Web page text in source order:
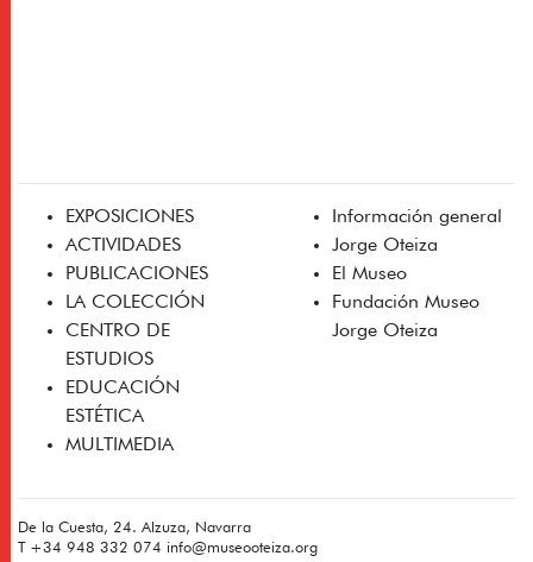
EXPOSICIONES
ACTIVIDADES
PUBLICACIONES
LA COLECCIÓN
CENTRO DE
ESTUDIOS
EDUCACIÓN
ESTÉTICA
MULTIMEDIA
Información general
Jorge Oteiza
El Museo
Fundación Museo
Jorge Oteiza
De la Cuesta, 24. Alzuza, Navarra
T +34 948 332 074 info@museooteiza.org